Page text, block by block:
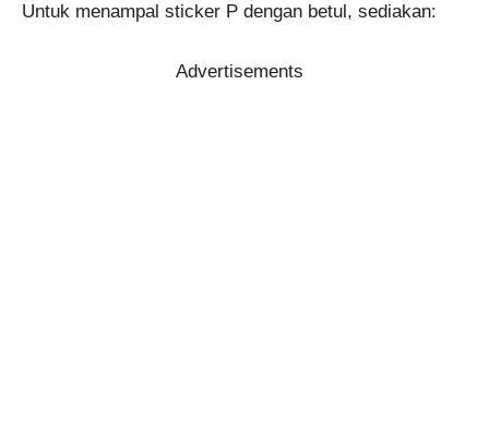
Untuk menampal sticker P dengan betul, sediakan:
Advertisements